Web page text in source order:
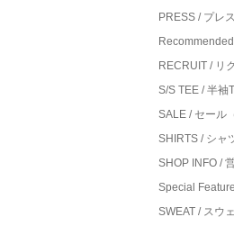
PRESS / プレ
Recommended
RECRUIT / リ
S/S TEE / 半袖
SALE / セール
SHIRTS / シャ
SHOP INFO /
Special Feature
SWEAT / スウ